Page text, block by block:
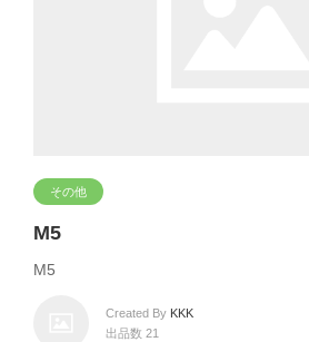
その他
M5
M5
Created By KKK
出品数 21